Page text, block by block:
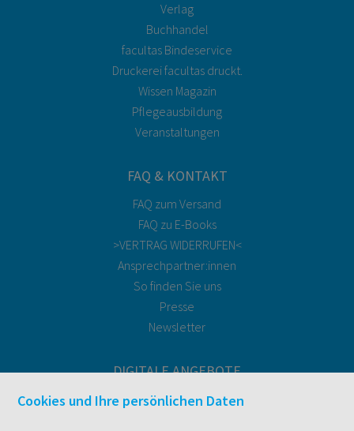
Verlag
Buchhandel
facultas Bindeservice
Druckerei facultas druckt.
Wissen Magazin
Pflegeausbildung
Veranstaltungen
FAQ & KONTAKT
FAQ zum Versand
FAQ zu E-Books
>VERTRAG WIDERRUFEN<
Ansprechpartner:innen
So finden Sie uns
Presse
Newsletter
DIGITALE ANGEBOTE
Überblick
Cookies und Ihre persönlichen Daten